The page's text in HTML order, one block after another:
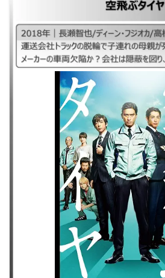
｜#空飛ぶタイヤ映画版#映画空飛ぶタイヤ#映
年｜長瀬智也/ディーン・フジオカ/高橋一生｜
の脱輪で子連れの母親が死亡。整備不良か?大
社は隠蔽を図り、大企業に立ち向かう。